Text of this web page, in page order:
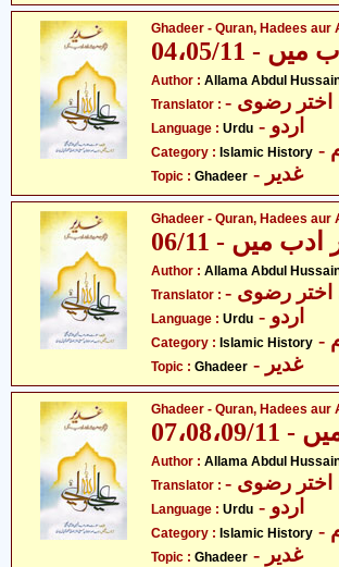
Ghadeer - Quran, Hadees aur
ادب میں
Author : Allama Abdul
Translator : اختر رضوی
Language : Urdu - اردو
Category : Islamic History
Topic : Ghadeer - غدیر
Ghadeer - Quran, Hadees aur
ادب میں
Author : Allama Abdul
Translator : اختر رضوی
Language : Urdu - اردو
Category : Islamic History
Topic : Ghadeer - غدیر
Ghadeer - Quran, Hadees aur
میں
Author : Allama Abdul
Translator : اختر رضوی
Language : Urdu - اردو
Category : Islamic History
Topic : Ghadeer - غدیر